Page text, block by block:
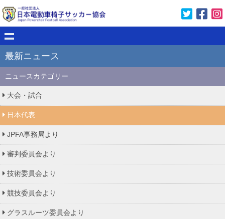
最新ニュース
ニュースカテゴリー
大会・試合
日本代表
JPFA事務局より
審判委員会より
技術委員会より
競技委員会より
グラスルーツ委員会より